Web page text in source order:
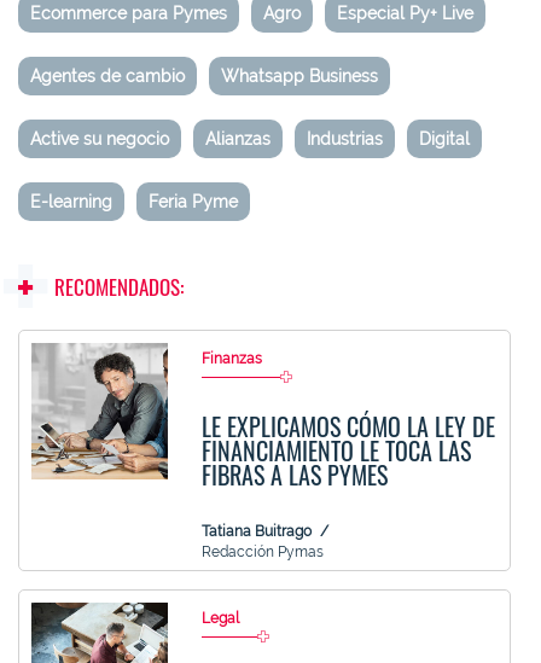
Ecommerce para Pymes Agro Especial Py+ Live
Agentes de cambio Whatsapp Business
Active su negocio Alianzas Industrias Digital
E-learning Feria Pyme
RECOMENDADOS:
Finanzas
LE EXPLICAMOS CÓMO LA LEY DE
FINANCIAMIENTO LE TOCA LAS
FIBRAS A LAS PYMES
Tatiana Buitrago
Redacción Pymas
Legal